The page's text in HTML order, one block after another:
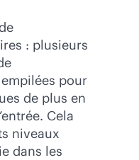
: plusieurs
pour
de plus en
Cela
niveaux
dans les